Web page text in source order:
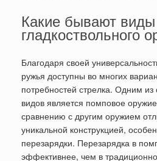
Какие бывают виды
гладкоствольного
Благодаря своей
ружья доступны во многих
потребностей стрелка. Одним
видов является помповое
сравнению с другим оружием
уникальной конструкцией,
перезарядки. Перезарядка в
эффективнее, чем в